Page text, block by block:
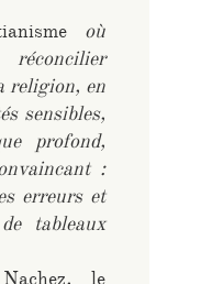
où
religion, en
sensibles,
profond,
:
erreurs et
tableaux